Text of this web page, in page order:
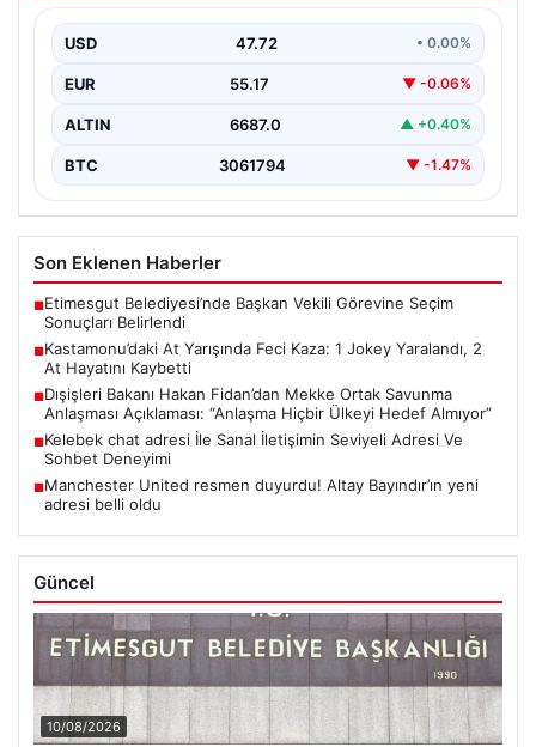
Uluslararası Kültür ve Sarımsak Festivali kapsamında
gerçekleşen at yarışı…
USD 47.72 • 0.00%
EUR 55.17 ▼ -0.06%
ALTIN 6687.0 ▲ +0.40%
BTC 3061794 ▼ -1.47%
Son Eklenen Haberler
■Etimesgut Belediyesi’nde Başkan Vekili Görevine Seçim
Sonuçları Belirlendi
■Kastamonu’daki At Yarışında Feci Kaza: 1 Jokey Yaralandı, 2
At Hayatını Kaybetti
■Dışişleri Bakanı Hakan Fidan’dan Mekke Ortak Savunma
Anlaşması Açıklaması: “Anlaşma Hiçbir Ülkeyi Hedef Almıyor”
■Kelebek chat adresi İle Sanal İletişimin Seviyeli Adresi Ve
Sohbet Deneyimi
■Manchester United resmen duyurdu! Altay Bayındır’ın yeni
adresi belli oldu
Güncel
10/08/2026